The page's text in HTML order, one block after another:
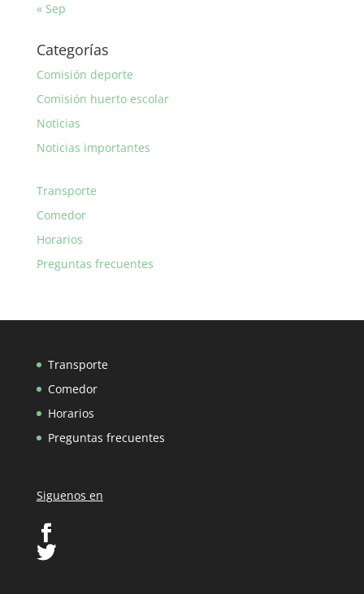
« Sep
Categorías
Comisión deporte
Comisión huerto escolar
Noticias
Noticias importantes
Transporte
Comedor
Horarios
Preguntas frecuentes
Transporte
Comedor
Horarios
Preguntas frecuentes
Siguenos en